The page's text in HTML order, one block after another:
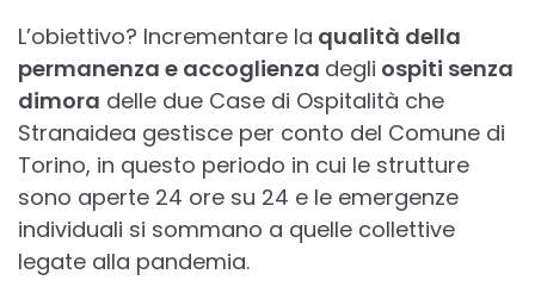
L’obiettivo? Incrementare la qualità della
permanenza e accoglienza degli ospiti senza
dimora delle due Case di Ospitalità che
Stranaidea gestisce per conto del Comune di
Torino, in questo periodo in cui le strutture
sono aperte 24 ore su 24 e le emergenze
individuali si sommano a quelle collettive
legate alla pandemia.